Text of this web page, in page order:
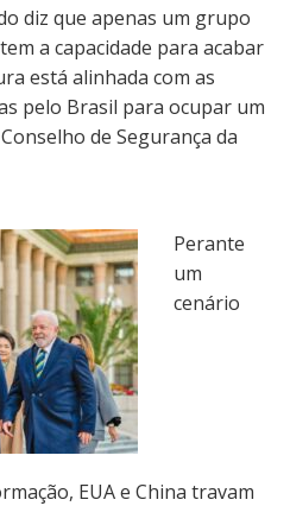
diz que apenas um grupo
a capacidade para acabar
está alinhada com as
pelo Brasil para ocupar um
de Segurança da
Perante
um
cenário
EUA e China travam